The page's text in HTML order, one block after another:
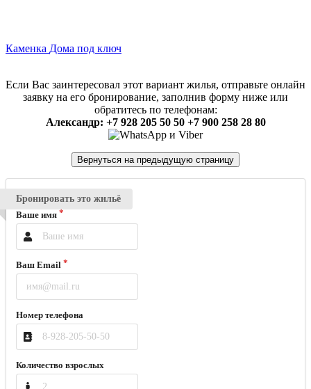
Каменка Дома под ключ
Если Вас заинтересовал этот вариант жилья, отправьте онлайн
заявку на его бронирование, заполнив форму ниже или
обратитесь по телефонам:
Александр: +7 928 205 50 50 +7 900 258 28 80
Бронировать это жильё
Ваше имя
Ваш Email
Номер телефона
Количество взрослых